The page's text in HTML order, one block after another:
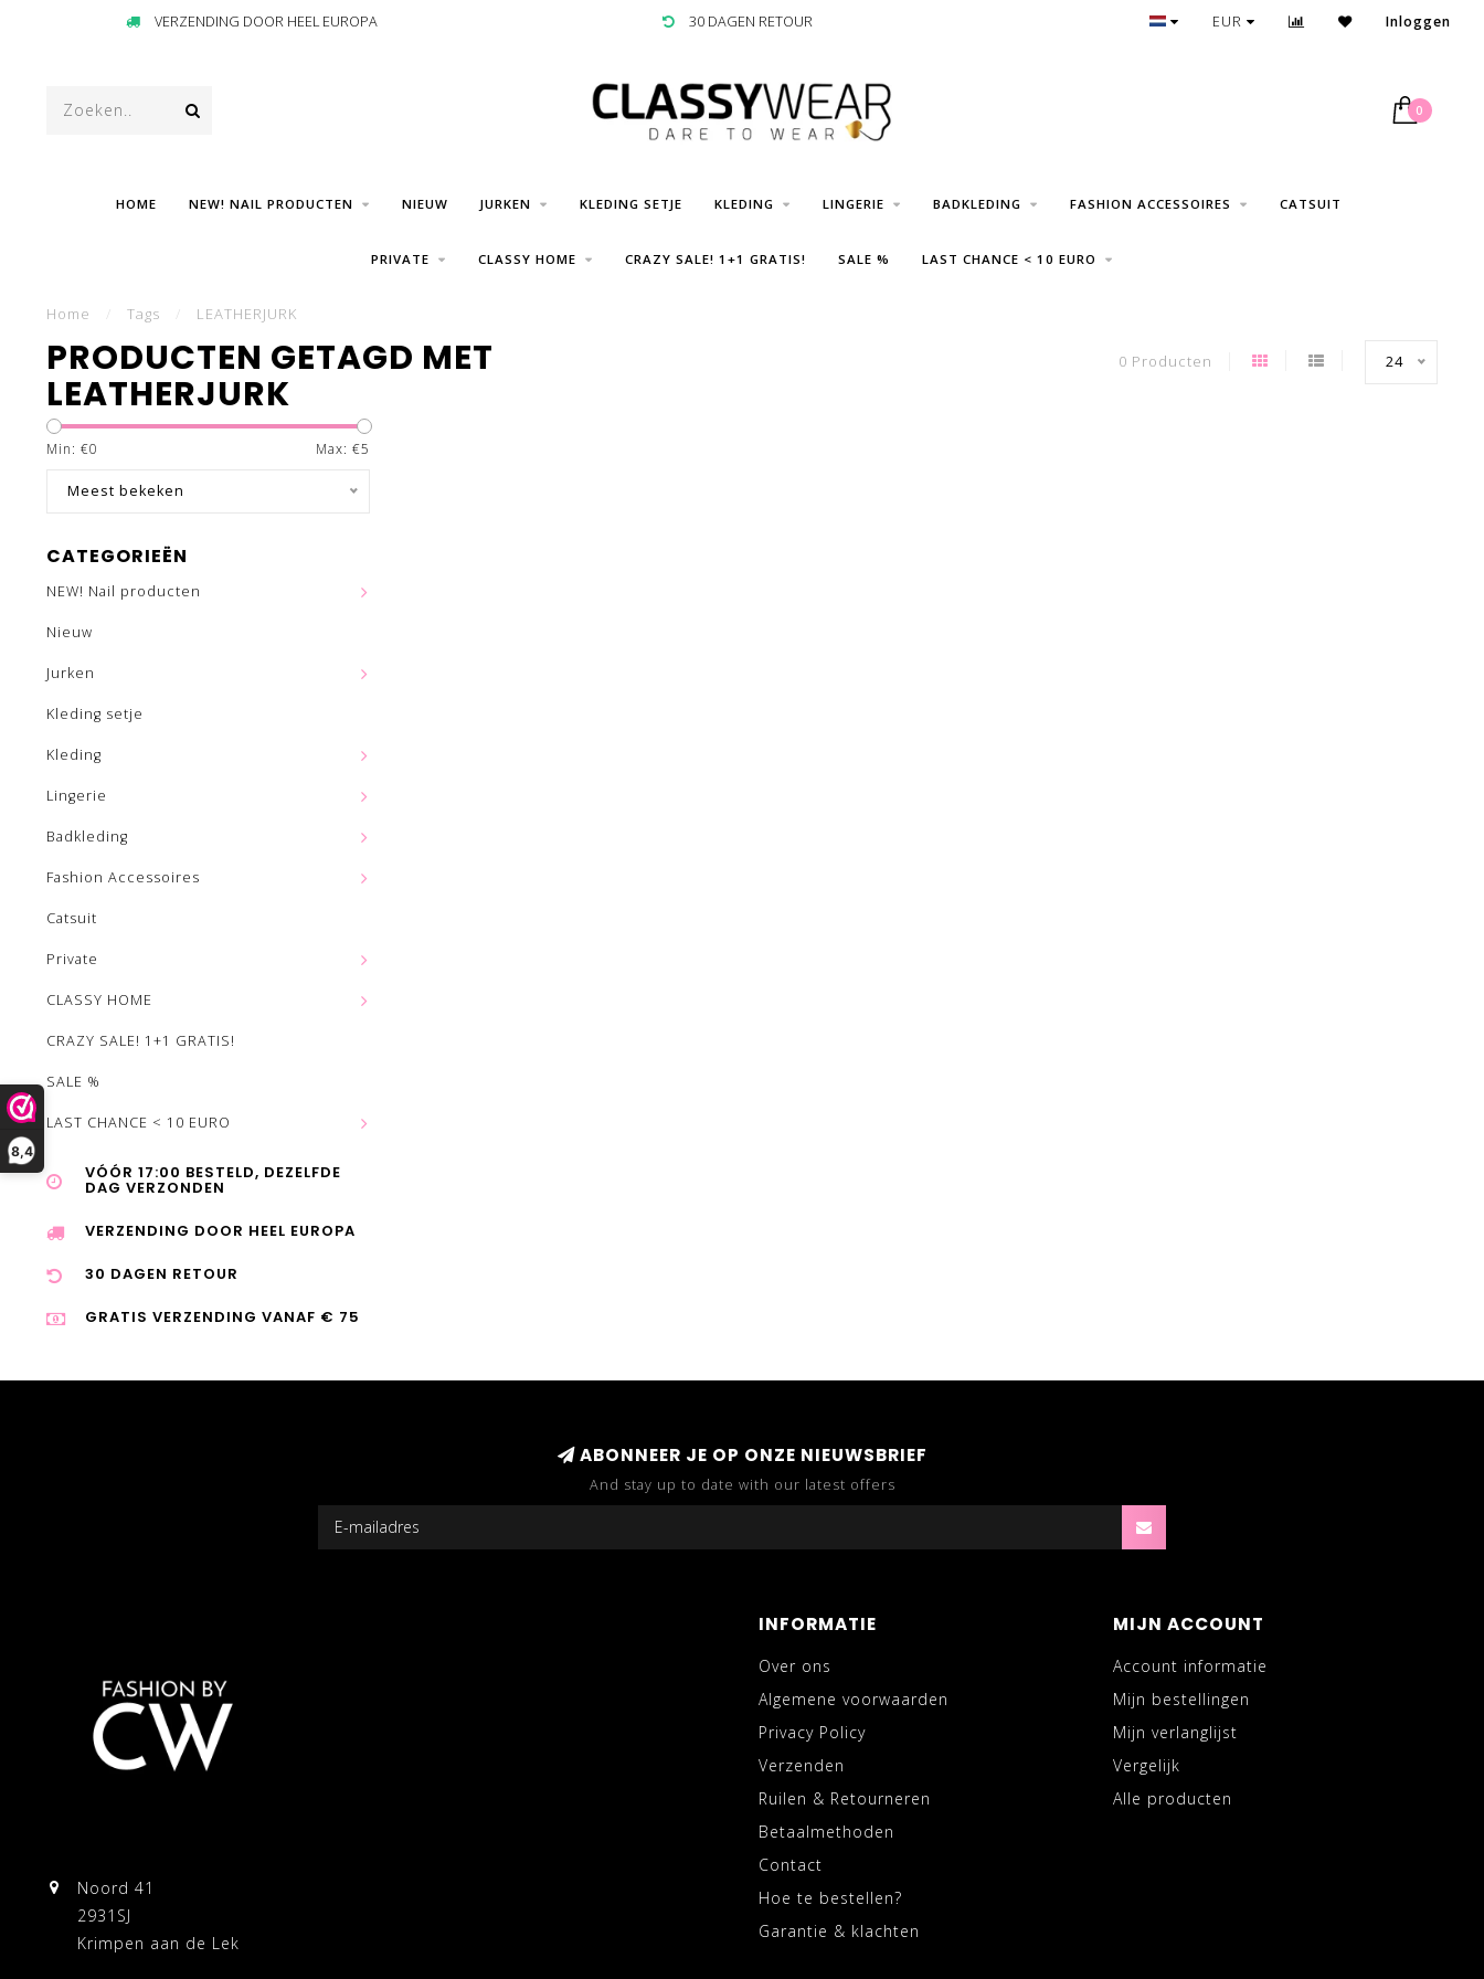
8,4
VERZENDING DOOR HEEL EUROPA 30 DAGEN RETOUR GRATIS VERZENDING VANAF € 75
EUR Inloggen
0
HOME NEW! NAIL PRODUCTEN NIEUW JURKEN KLEDING SETJE KLEDING LINGERIE BADKLEDING FASHION ACCESSOIRES CATSUIT
PRIVATE CLASSY HOME CRAZY SALE! 1+1 GRATIS! SALE % LAST CHANCE < 10 EURO
Home Tags LEATHERJURK
PRODUCTEN GETAGD MET
LEATHERJURK
0 Producten 24
Min: €0 Max: €5
Meest bekeken
CATEGORIEËN
NEW! Nail producten
Nieuw
Jurken
Kleding setje
Kleding
Lingerie
Badkleding
Fashion Accessoires
Catsuit
Private
CLASSY HOME
CRAZY SALE! 1+1 GRATIS!
SALE %
LAST CHANCE < 10 EURO
VÓÓR 17:00 BESTELD, DEZELFDE
DAG VERZONDEN
VERZENDING DOOR HEEL EUROPA
30 DAGEN RETOUR
GRATIS VERZENDING VANAF € 75
ABONNEER JE OP ONZE NIEUWSBRIEF
And stay up to date with our latest offers
Noord 41
2931SJ
Krimpen aan de Lek
INFORMATIE
Over ons
Algemene voorwaarden
Privacy Policy
Verzenden
Ruilen & Retourneren
Betaalmethoden
Contact
Hoe te bestellen?
Garantie & klachten
MIJN ACCOUNT
Account informatie
Mijn bestellingen
Mijn verlanglijst
Vergelijk
Alle producten